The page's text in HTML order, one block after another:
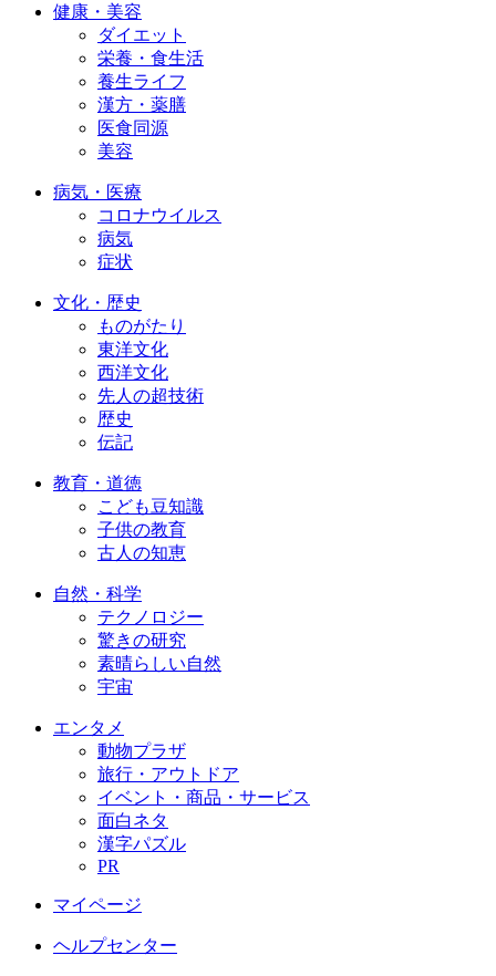
健康・美容
ダイエット
栄養・食生活
養生ライフ
漢方・薬膳
医食同源
美容
病気・医療
コロナウイルス
病気
症状
文化・歴史
ものがたり
東洋文化
西洋文化
先人の超技術
歴史
伝記
教育・道徳
こども豆知識
子供の教育
古人の知恵
自然・科学
テクノロジー
驚きの研究
素晴らしい自然
宇宙
エンタメ
動物プラザ
旅行・アウトドア
イベント・商品・サービス
面白ネタ
漢字パズル
PR
マイページ
ヘルプセンター